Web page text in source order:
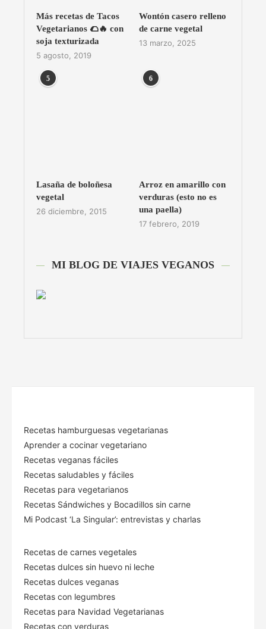
Más recetas de Tacos
Vegetarianos 🌮🔥 con
soja texturizada
5 agosto, 2019
Wontón casero relleno
de carne vegetal
13 marzo, 2025
5
Lasaña de boloñesa
vegetal
26 diciembre, 2015
6
Arroz en amarillo con
verduras (esto no es
una paella)
17 febrero, 2019
MI BLOG DE VIAJES VEGANOS
Recetas hamburguesas vegetarianas
Aprender a cocinar vegetariano
Recetas veganas fáciles
Recetas saludables y fáciles
Recetas para vegetarianos
Recetas Sándwiches y Bocadillos sin carne
Mi Podcast ‘La Singular’: entrevistas y charlas
Recetas de carnes vegetales
Recetas dulces sin huevo ni leche
Recetas dulces veganas
Recetas con legumbres
Recetas para Navidad Vegetarianas
Recetas con verduras